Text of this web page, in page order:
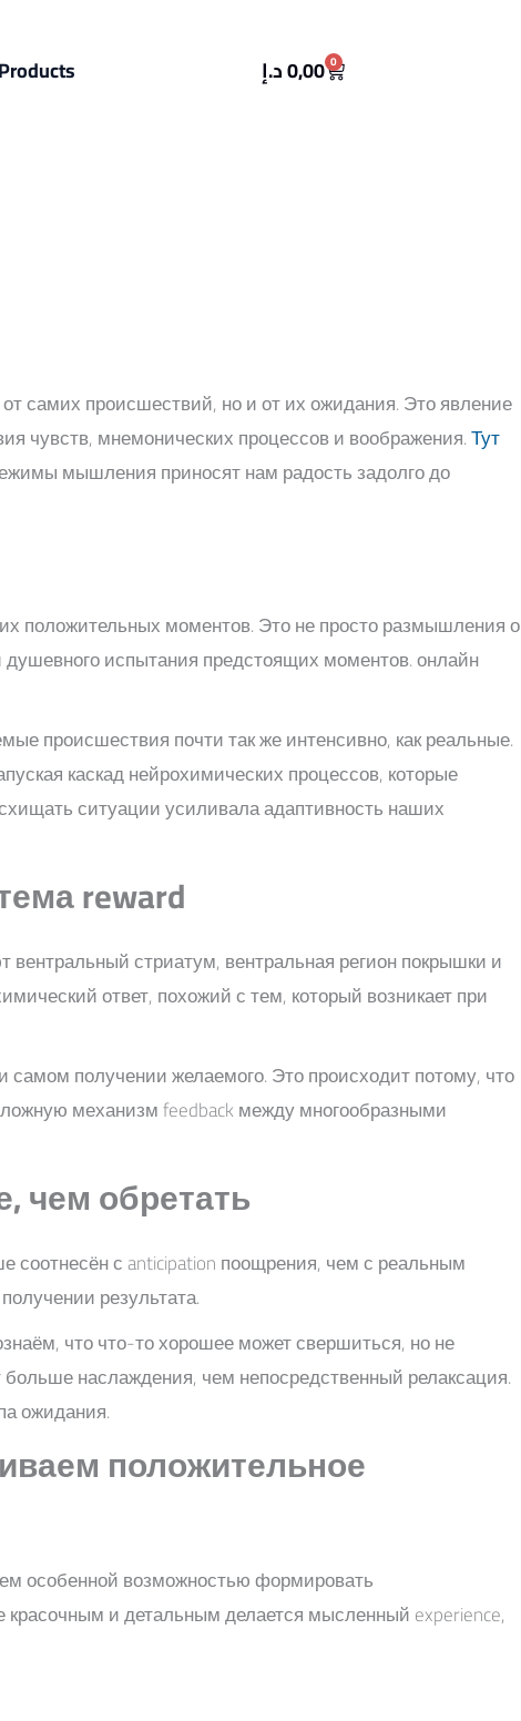
Products 0,00د.إ 0
Cart
самих происшествий, но и от их ожидания. Это явление
чувств, мнемонических процессов и воображения.Тут
мышления приносят нам радость задолго до
положительных моментов. Это не просто размышления о
испытания предстоящих моментов. онлайн
происшествия почти так же интенсивно, как реальные.
каскад нейрохимических процессов, которые
ситуации усиливала адаптивность наших
reward
вентральный стриатум, вентральная регион покрышки и
ответ, похожий с тем, который возникает при
получении желаемого. Это происходит потому, что
механизм feedback между многообразными
чем обретать
соотнесён с anticipation поощрения, чем с реальным
результата.
что что-то хорошее может свершиться, но не
больше наслаждения, чем непосредственный релаксация.
ожидания.
положительное
особенной возможностью формировать
и детальным делается мысленный experience,